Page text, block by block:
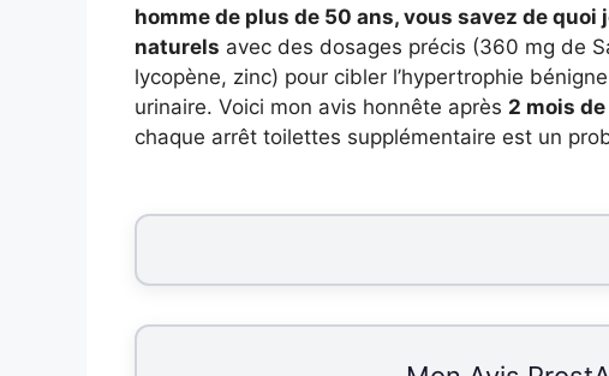
homme de plus de 50 ans, vous savez de quoi
naturels avec des dosages précis (360 mg de
lycopène, zinc) pour cibler l’hypertrophie
urinaire. Voici mon avis honnête après 2 mois
chaque arrêt toilettes supplémentaire est un